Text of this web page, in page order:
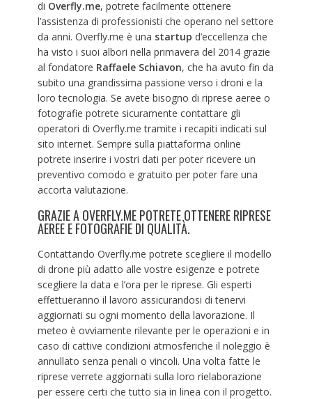
di Overfly.me, potrete facilmente ottenere
l’assistenza di professionisti che operano nel settore
da anni. Overfly.me è una startup d’eccellenza che
ha visto i suoi albori nella primavera del 2014 grazie
al fondatore Raffaele Schiavon, che ha avuto fin da
subito una grandissima passione verso i droni e la
loro tecnologia. Se avete bisogno di riprese aeree o
fotografie potrete sicuramente contattare gli
operatori di Overfly.me tramite i recapiti indicati sul
sito internet. Sempre sulla piattaforma online
potrete inserire i vostri dati per poter ricevere un
preventivo comodo e gratuito per poter fare una
accorta valutazione.
GRAZIE A OVERFLY.ME POTRETE OTTENERE RIPRESE
AEREE E FOTOGRAFIE DI QUALITÀ.
Contattando Overfly.me potrete scegliere il modello
di drone più adatto alle vostre esigenze e potrete
scegliere la data e l’ora per le riprese. Gli esperti
effettueranno il lavoro assicurandosi di tenervi
aggiornati su ogni momento della lavorazione. Il
meteo è ovviamente rilevante per le operazioni e in
caso di cattive condizioni atmosferiche il noleggio è
annullato senza penali o vincoli. Una volta fatte le
riprese verrete aggiornati sulla loro rielaborazione
per essere certi che tutto sia in linea con il progetto.